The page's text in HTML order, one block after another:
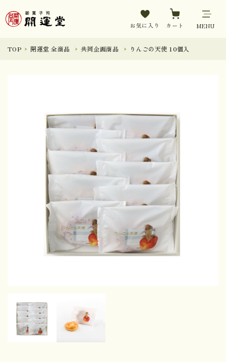
お気に入り カート MENU
TOP 開運堂 全商品 共同企画商品 りんごの天使 10個入